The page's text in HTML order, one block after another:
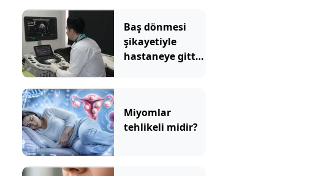
Baş dönmesi
şikayetiyle
hastaneye gitti:
Miyomlar
tehlikeli midir?